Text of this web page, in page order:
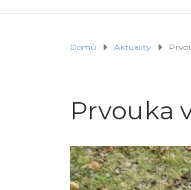
Domů Aktuality
Prvouka